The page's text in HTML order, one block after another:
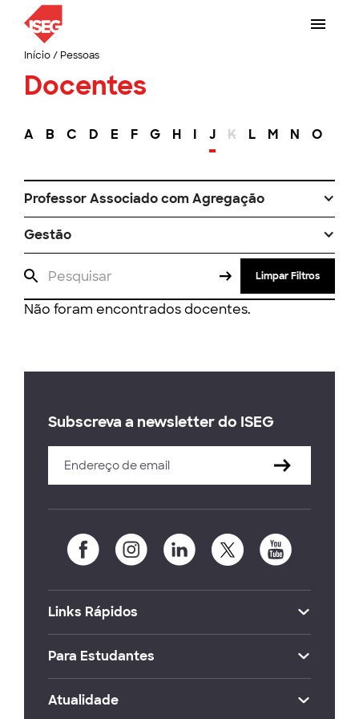
Início/ Pessoas
Docentes
A B C D E F G H I J K L M N O
Professor Associado com Agregação
Gestão
Limpar Filtros
Não foram encontrados docentes.
Subscreva a newsletter do ISEG
Links Rápidos
Para Estudantes
Atualidade